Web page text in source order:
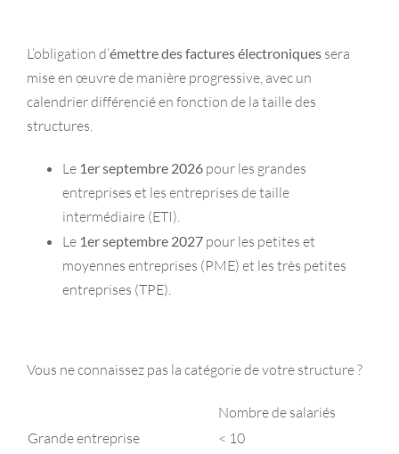
L’obligation d’émettre des factures électroniques sera
mise en œuvre de manière progressive, avec un
calendrier différencié en fonction de la taille des
structures.
Le 1er septembre 2026 pour les grandes
entreprises et les entreprises de taille
intermédiaire (ETI).
Le 1er septembre 2027 pour les petites et
moyennes entreprises (PME) et les très petites
entreprises (TPE).
Vous ne connaissez pas la catégorie de votre structure ?
Nombre de salariés
Grande entreprise
< 10